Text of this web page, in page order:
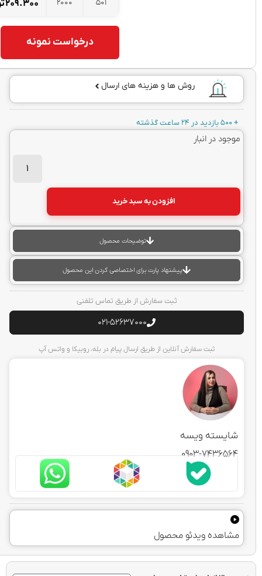
2000 ۲۰۹.۳۰۰تومان
درخواست نمونه
روش ها و هزینه های ارسال
در انبار
افزودن به سبد خرید
توضیحات محصول
پیشنهاد پارت برای اختصاصی کردن این محصول
ثبت سفارش از طریق تماس تلفنی
021-52637000
ثبت سفارش آنلاین از طریق ارسال پیام در بله، روبیکا و واتس آپ
ویسه
0903-
ویدئو محصول